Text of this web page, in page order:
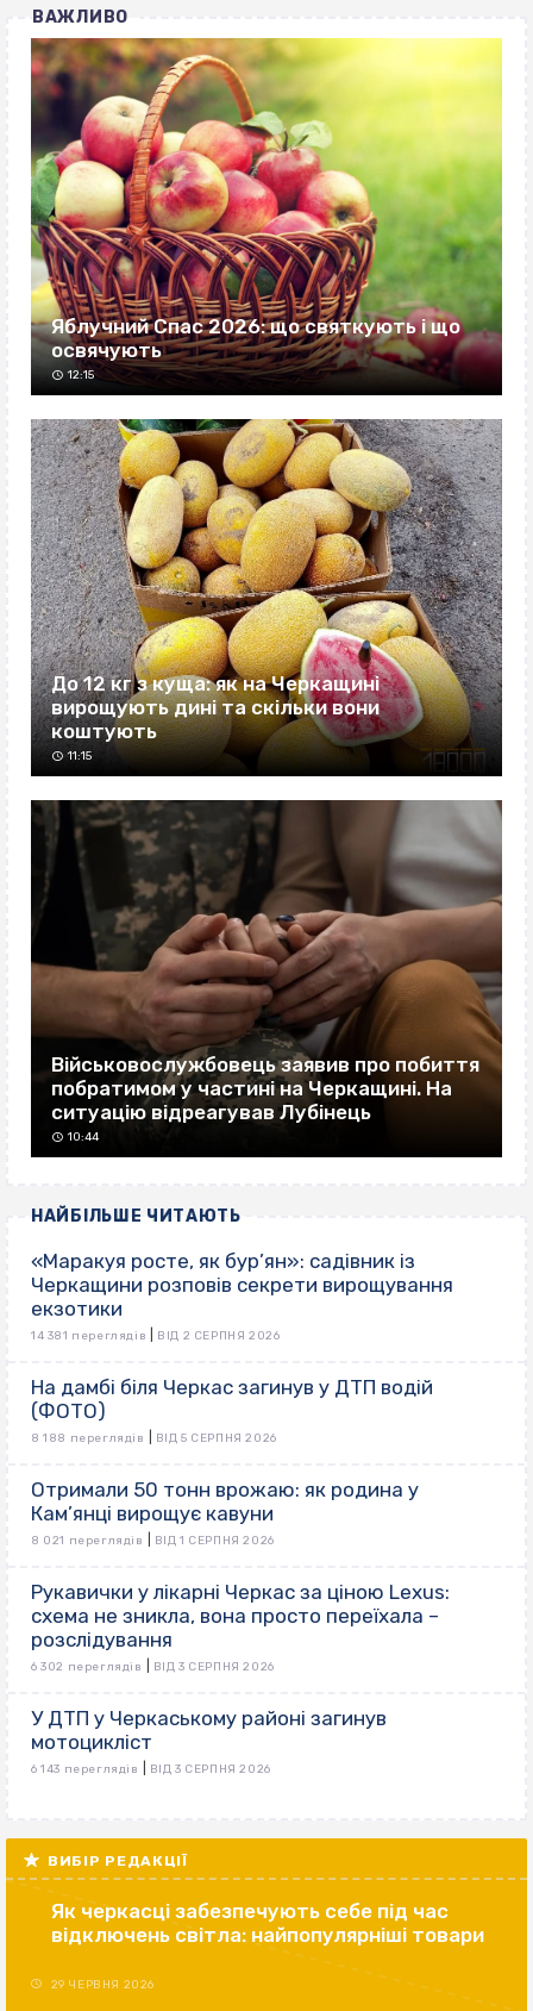
ВАЖЛИВО
Яблучний Спас 2026: що святкують і що
освячують
12:15
До 12 кг з куща: як на Черкащині
вирощують дині та скільки вони
коштують
11:15
Військовослужбовець заявив про побиття
побратимом у частині на Черкащині. На
ситуацію відреагував Лубінець
10:44
НАЙБІЛЬШЕ ЧИТАЮТЬ
«Маракуя росте, як бур’ян»: садівник із
Черкащини розповів секрети вирощування
екзотики
14 381 переглядів ВІД 2 СЕРПНЯ 2026
На дамбі біля Черкас загинув у ДТП водій
(ФОТО)
8 188 переглядів ВІД 5 СЕРПНЯ 2026
Отримали 50 тонн врожаю: як родина у
Кам’янці вирощує кавуни
8 021 переглядів ВІД 1 СЕРПНЯ 2026
Рукавички у лікарні Черкас за ціною Lexus:
схема не зникла, вона просто переїхала –
розслідування
6 302 переглядів ВІД 3 СЕРПНЯ 2026
У ДТП у Черкаському районі загинув
мотоцикліст
6 143 переглядів ВІД 3 СЕРПНЯ 2026
ВИБІР РЕДАКЦІЇ
Як черкасці забезпечують себе під час
відключень світла: найпопулярніші товари
29 ЧЕРВНЯ 2026